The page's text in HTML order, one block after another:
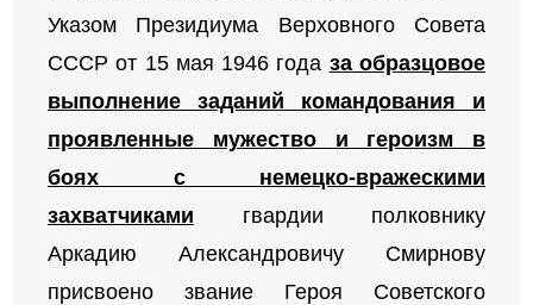
Указом Президиума Верховного Совета
СССР от 15 мая 1946 года за образцовое
выполнение заданий командования и
проявленные мужество и героизм в
боях с немецко-вражескими
захватчиками гвардии полковнику
Аркадию Александровичу Смирнову
присвоено звание Героя Советского